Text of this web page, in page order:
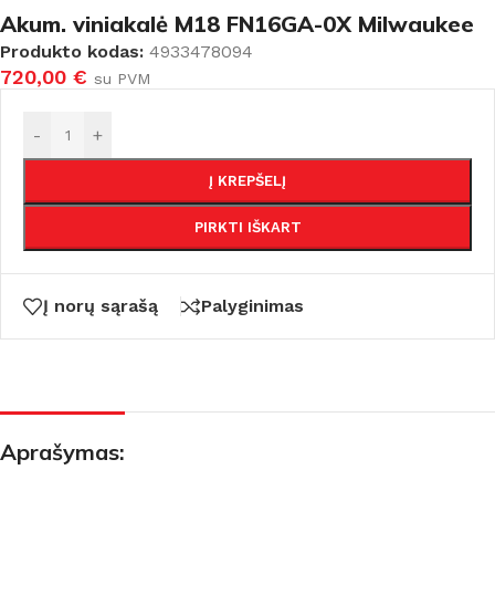
Akum. viniakalė M18 FN16GA-0X Milwaukee
Produkto kodas: 4933478094
720,00 € su PVM
- +
Į KREPŠELĮ
PIRKTI IŠKART
Į norų sąrašą Palyginimas
Aprašymas: